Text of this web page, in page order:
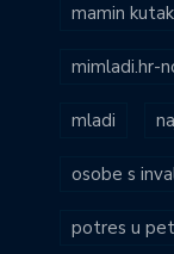
mamin kutak
mimladi.hr-
mladi
osobe s
potres u